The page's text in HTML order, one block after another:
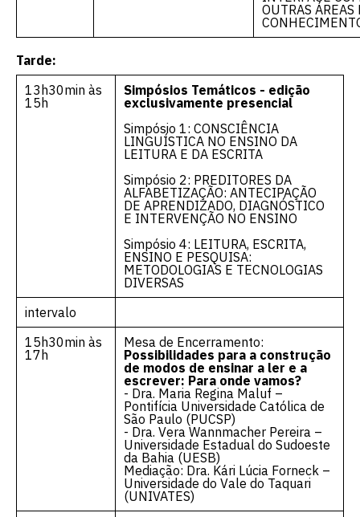
OUTRAS ÁREAS
Tarde:
13h30min às
15h
Simpósios Temáticos - edição
exclusivamente presencial
Simpósio 1: CONSCIÊNCIA
LINGUÍSTICA NO ENSINO DA
LEITURA E DA ESCRITA
Simpósio 2: PREDITORES DA
ALFABETIZAÇÃO: ANTECIPAÇÃO
DE APRENDIZADO, DIAGNÓSTICO
E INTERVENÇÃO NO ENSINO
Simpósio 4: LEITURA, ESCRITA,
ENSINO E PESQUISA:
METODOLOGIAS E TECNOLOGIAS
DIVERSAS
intervalo
15h30min às
17h
Mesa de Encerramento:
Possibilidades para a construção
de modos de ensinar a ler e a
escrever: Para onde vamos?
- Dra. Maria Regina Maluf –
Pontifícia Universidade Católica de
São Paulo (PUCSP)
- Dra. Vera Wannmacher Pereira –
Universidade Estadual do Sudoeste
da Bahia (UESB)
Mediação: Dra. Kári Lúcia Forneck –
Universidade do Vale do Taquari
(UNIVATES)